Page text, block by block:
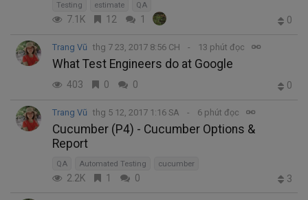
Testing estimate QA
7.1K 12 1 0
Trang Vũ thg 7 23, 2017 8:56 CH 13 phút đọc
What Test Engineers do at Google
403 0 0 0
Trang Vũ thg 5 12, 2017 1:16 SA 6 phút đọc
Cucumber (P4) - Cucumber Options &
Report
QA Automated Testing cucumber
2.2K 1 0 3